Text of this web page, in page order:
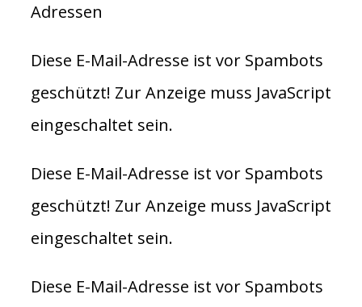
Adressen
Diese E-Mail-Adresse ist vor Spambots
geschützt! Zur Anzeige muss JavaScript
eingeschaltet sein.
Diese E-Mail-Adresse ist vor Spambots
geschützt! Zur Anzeige muss JavaScript
eingeschaltet sein.
Diese E-Mail-Adresse ist vor Spambots